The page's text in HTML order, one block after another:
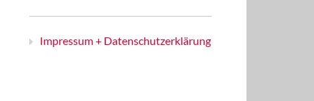
Impressum + Datenschutzerklärung